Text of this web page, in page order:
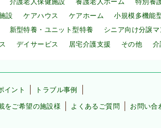
設
ケアハウス ケアホーム
小規模多機能
新型特養・ユニット型特養
シニア向け分譲マ
デイサービス 居宅介護支援 その他 介
イント トラブル事例
をご希望の施設様 よくあるご質問 お問い合